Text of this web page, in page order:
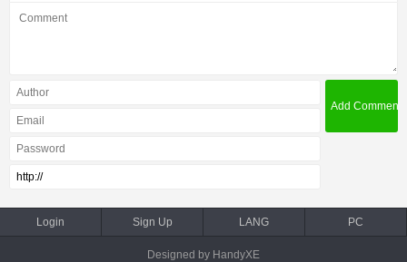
Login Sign Up LANG PC
Designed by HandyXE